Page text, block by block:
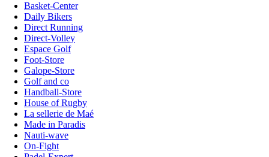
Basket-Center
Daily Bikers
Direct Running
Direct-Volley
Espace Golf
Foot-Store
Galope-Store
Golf and co
Handball-Store
House of Rugby
La sellerie de Maé
Made in Paradis
Nauti-wave
On-Fight